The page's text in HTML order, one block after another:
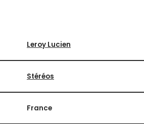
Leroy Lucien
Stéréos
France